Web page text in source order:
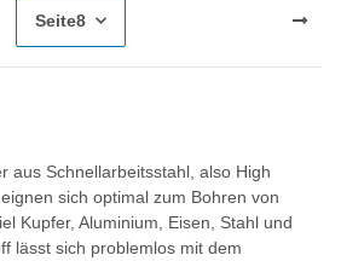
Seite8
aus Schnellarbeitsstahl, also High
sich optimal zum Bohren von
Kupfer, Aluminium, Eisen, Stahl und
lässt sich problemlos mit dem